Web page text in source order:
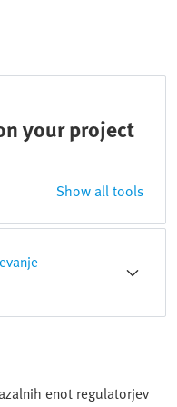
your project
Show all tools
enot regulatorjev